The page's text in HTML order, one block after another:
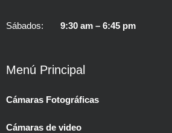
Sábados: 9:30 am – 6:45 pm
Menú Principal
Cámaras Fotográficas
Cámaras de video